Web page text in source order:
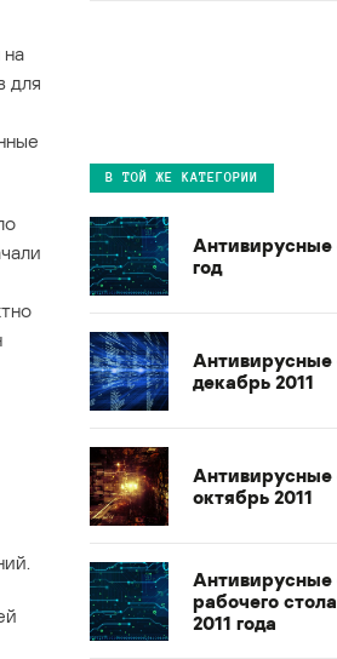
для
В ТОЙ ЖЕ КАТЕГОРИИ
Антивирусные
год
Антивирусные
декабрь 2011
Антивирусные
октябрь 2011
Антивирусные
рабочего
2011 года